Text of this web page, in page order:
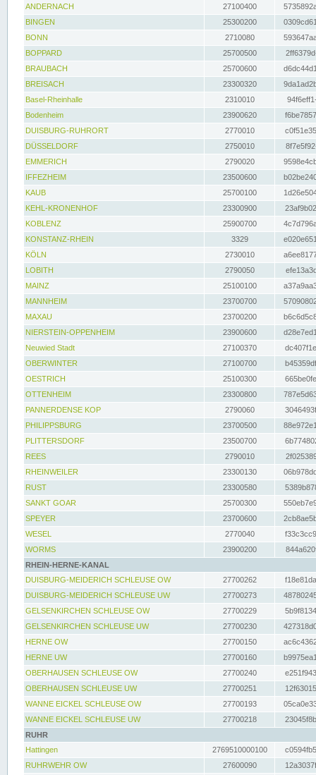
ANDERNACH
27100400
BINGEN
25300200
BONN
2710080
BOPPARD
25700500
BRAUBACH
25700600
BREISACH
23300320
Basel-Rheinhalle
2310010
Bodenheim
23900620
DUISBURG-RUHRORT
2770010
DÜSSELDORF
2750010
EMMERICH
2790020
IFFEZHEIM
23500600
KAUB
25700100
KEHL-KRONENHOF
23300900
KOBLENZ
25900700
KONSTANZ-RHEIN
3329
KÖLN
2730010
LOBITH
2790050
MAINZ
25100100
MANNHEIM
23700700
MAXAU
23700200
NIERSTEIN-OPPENHEIM
23900600
Neuwied Stadt
27100370
OBERWINTER
27100700
OESTRICH
25100300
OTTENHEIM
23300800
PANNERDENSE KOP
2790060
PHILIPPSBURG
23700500
PLITTERSDORF
23500700
REES
2790010
RHEINWEILER
23300130
RUST
23300580
SANKT GOAR
25700300
SPEYER
23700600
WESEL
2770040
WORMS
23900200
RHEIN-HERNE-KANAL
DUISBURG-MEIDERICH SCHLEUSE OW
27700262
DUISBURG-MEIDERICH SCHLEUSE UW
27700273
GELSENKIRCHEN SCHLEUSE OW
27700229
GELSENKIRCHEN SCHLEUSE UW
27700230
HERNE OW
27700150
HERNE UW
27700160
OBERHAUSEN SCHLEUSE OW
27700240
OBERHAUSEN SCHLEUSE UW
27700251
WANNE EICKEL SCHLEUSE OW
27700193
WANNE EICKEL SCHLEUSE UW
27700218
RUHR
Hattingen
2769510000100
RUHRWEHR OW
27600090